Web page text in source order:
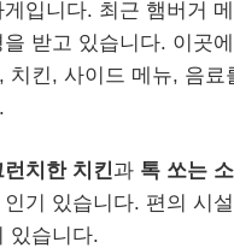
게입니다. 최근 햄버거
을 받고 있습니다. 이곳
치킨, 사이드 메뉴, 음료
런치한 치킨과 톡 쏘는
인기 있습니다. 편의 시
있습니다.